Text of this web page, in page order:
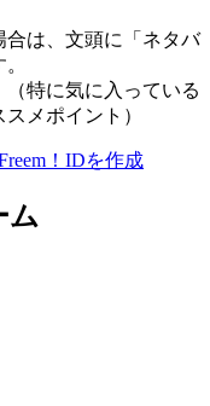
は、文頭に「ネタバ
特に気に入っている
メポイント）
！IDを作成
ム